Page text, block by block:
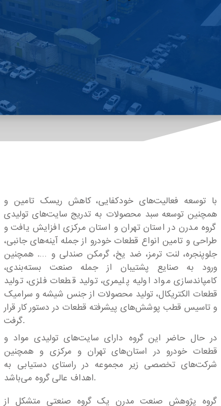
با توسعه فعالیت‌های خودکفایی، کاهش ریسک تامین و
همچنین توسعه سبد محصولات به تدریج سایت‌های تولیدی
گروه مدرن در استان تهران و استان مرکزی افزایش یافت و
طراحی و تامین انواع قطعات خودرو از جمله آینه‌های جانبی،
جلوپنجره، لنت ترمز، ضد یخ، گرمکن صندلی و …. همچنین
ورود به صنایع پشتیبان از جمله صنعت بسته‌بندی،
کامپاندسازی مواد اولیه پلیمری، تولید قطعات فلزی، تولید
قطعات الکتریکال، تولید محصولات از جنس شیشه و سرامیک
و تاسیس قطب پوشش‌های پیشرفته قطعات در دستور کار قرار
گرفت.
در حال حاضر این گروه دارای سایت‌های تولیدی مواد و
قطعات خودرو در استان‌های تهران و مرکزی و همچنین
شرکت‌های تخصصی زیر مجموعه در راستای دستیابی به
اهداف عالی گروه می‌باشد.
گروه پژوهش صنعت مدرن یک گروه صنعتی متشکل از